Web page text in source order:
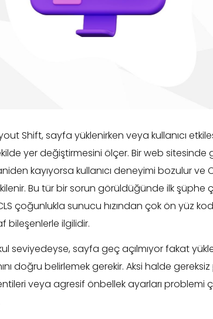
Shift, sayfa yüklenirken veya kullanıcı
yer değiştirmesini ölçer. Bir web sitesinde
kayıyorsa kullanıcı deneyimi bozulur ve
Bu tür bir sorun görüldüğünde ilk şüphe
çoğunlukla sunucu hızından çok ön yüz
bileşenlerle ilgilidir.
seviyedeyse, sayfa geç açılmıyor fakat
doğru belirlemek gerekir. Aksi halde
veya agresif önbellek ayarları problemi